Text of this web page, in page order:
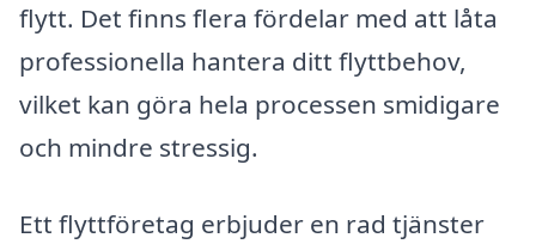
flytt. Det finns flera fördelar med att låta
professionella hantera ditt flyttbehov,
vilket kan göra hela processen smidigare
och mindre stressig.
Ett flyttföretag erbjuder en rad tjänster